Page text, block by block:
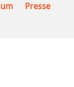
Presse